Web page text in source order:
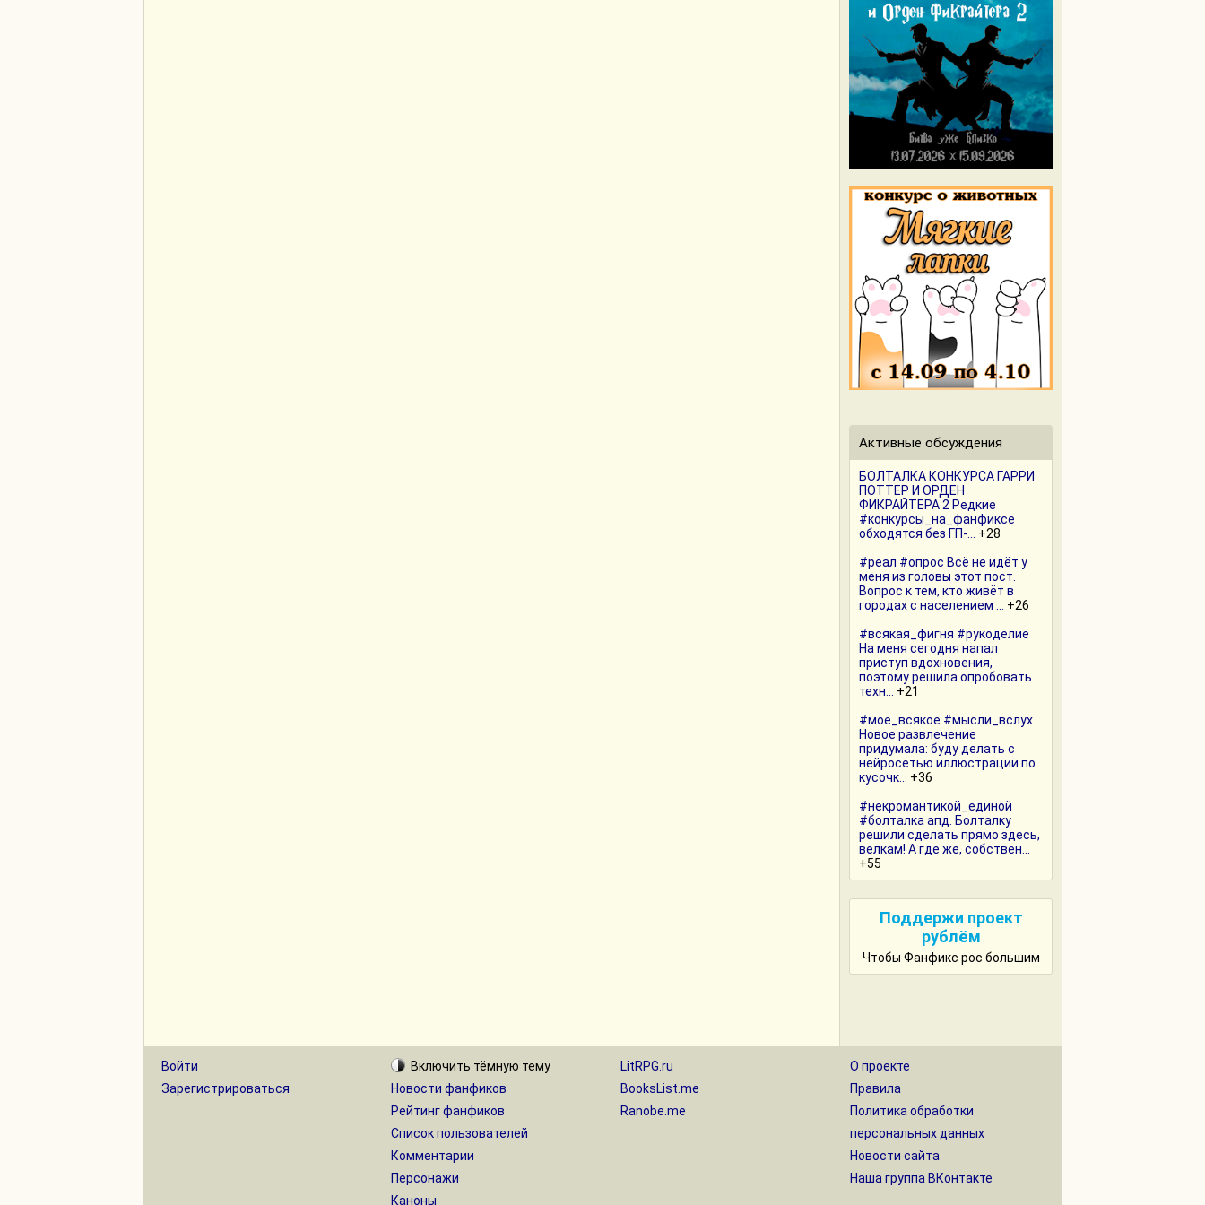
Активные обсуждения
БОЛТАЛКА КОНКУРСА ГАРРИ
ПОТТЕР И ОРДЕН
ФИКРАЙТЕРА 2 Редкие
#конкурсы_на_фанфиксе
обходятся без ГП-...
+28
#реал #опрос Всё не идёт у
меня из головы этот пост.
Вопрос к тем, кто живёт в
городах с населением ...
+26
#всякая_фигня #рукоделие
На меня сегодня напал
приступ вдохновения,
поэтому решила опробовать
техн...
+21
#мое_всякое #мысли_вслух
Новое развлечение
придумала: буду делать с
нейросетью иллюстрации по
кусочк...
+36
#некромантикой_единой
#болталка апд. Болталку
решили сделать прямо здесь,
велкам! А где же, собствен...
+55
Поддержи проект
рублём
Чтобы Фанфикс рос большим
Войти
Зарегистрироваться
Включить тёмную тему
Новости фанфиков
Рейтинг фанфиков
Список пользователей
Комментарии
Персонажи
Каноны
LitRPG.ru
BooksList.me
Ranobe.me
О проекте
Правила
Политика обработки
персональных данных
Новости сайта
Наша группа ВКонтакте